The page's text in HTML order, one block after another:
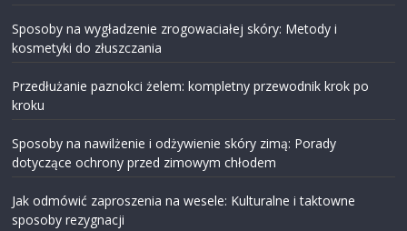
Sposoby na wygładzenie zrogowaciałej skóry: Metody i
kosmetyki do złuszczania
Przedłużanie paznokci żelem: kompletny przewodnik krok po
kroku
Sposoby na nawilżenie i odżywienie skóry zimą: Porady
dotyczące ochrony przed zimowym chłodem
Jak odmówić zaproszenia na wesele: Kulturalne i taktowne
sposoby rezygnacji